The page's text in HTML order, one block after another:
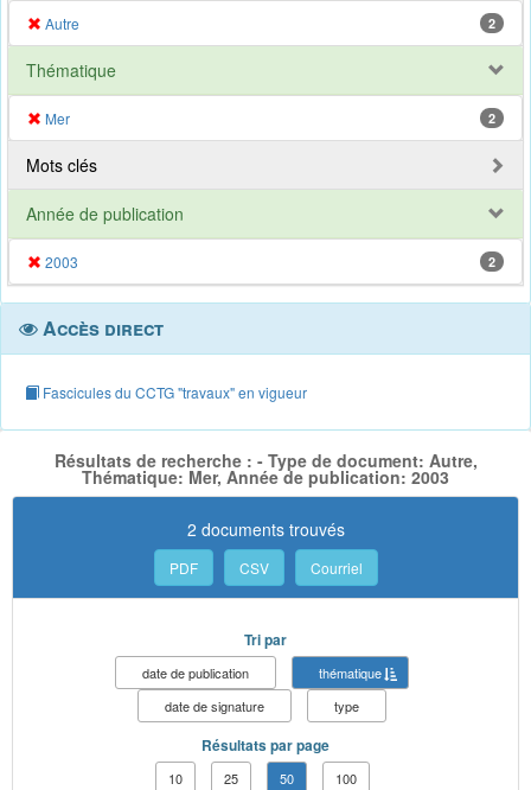
Autre 2
Thématique
Mer 2
Mots clés
Année de publication
2003 2
Accès direct
Fascicules du CCTG "travaux" en vigueur
Résultats de recherche : - Type de document: Autre,
Thématique: Mer, Année de publication: 2003
2 documents trouvés
PDF CSV Courriel
Tri par
date de publication
thématique
date de signature
type
Résultats par page
10 25 50 100